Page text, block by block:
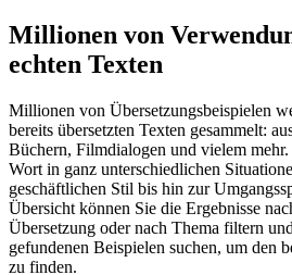
Millionen von
echten Texten
Millionen von Übersetzungsbeispielen
bereits übersetzten Texten gesammelt:
Büchern, Filmdialogen und vielem
Wort in ganz unterschiedlichen
geschäftlichen Stil bis hin zur
Übersicht können Sie die Ergebnisse
Übersetzung oder nach Thema filtern
gefundenen Beispielen suchen, um den
zu finden.